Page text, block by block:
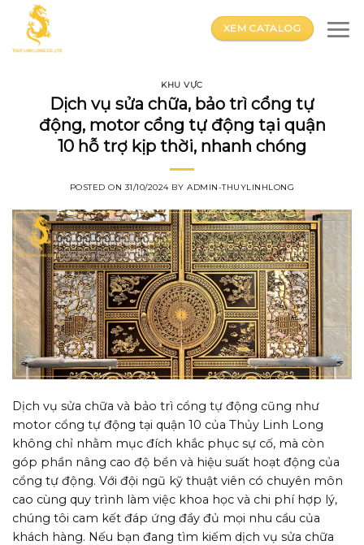
content
XEM CATALOG
KHU VỰC
Dịch vụ sửa chữa, bảo trì cổng tự
động, motor cổng tự động tại quận
10 hỗ trợ kịp thời, nhanh chóng
POSTED ON 31/10/2024BYADMIN-THUYLINHLONG
Dịch vụ sửa chữa và bảo trì cổng tự động cũng như
motor cổng tự động tại quận 10 của Thủy Linh Long
không chỉ nhằm mục đích khắc phục sự cố, mà còn
góp phần nâng cao độ bền và hiệu suất hoạt động của
cổng tự động. Với đội ngũ kỹ thuật viên có chuyên môn
cao cùng quy trình làm việc khoa học và chi phí hợp lý,
chúng tôi cam kết đáp ứng đầy đủ mọi nhu cầu của
khách hàng. Nếu bạn đang tìm kiếm dịch vụ sửa chữa